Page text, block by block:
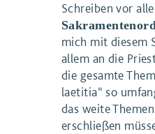
Schreiben vor
mich mit diesem
allem an die
die gesamte
laetitia“ so
das weite
erschließen